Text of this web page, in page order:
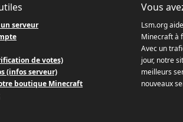
serveur
de votes)
(infos serveur)
boutique Minecraft
Vous
Lsm.org
Minecraft à
Avec un
jour, notre
meilleurs
nouveaux